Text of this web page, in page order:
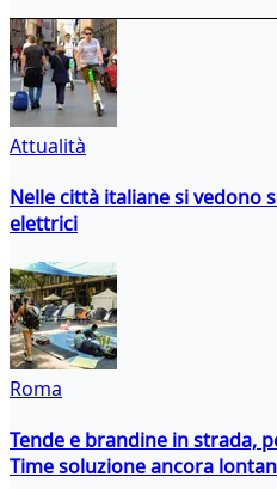
Attualità
Nelle città italiane si vedono
elettrici
Roma
Tende e brandine in strada,
Time soluzione ancora